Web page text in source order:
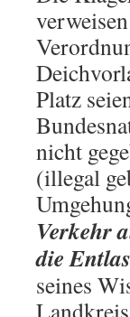
Platz
nicht
(illegal
Verkehr
die
seines